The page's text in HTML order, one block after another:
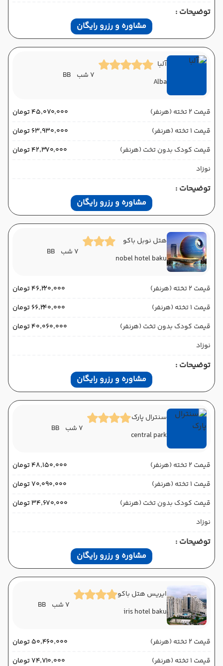
توضیحات :
مشاوره و رزرو رایگان
آلبا
Alba
7 شب BB
قیمت 2 تخته (هرنفر)
۴۵٬۰۷۰٬۰۰۰ تومان
قیمت 1 تخته (هرنفر)
۶۳٬۹۳۰٬۰۰۰ تومان
قیمت کودک بدون تخت (هرنفر)
۴۲٬۳۷۰٬۰۰۰ تومان
نوزاد
توضیحات :
مشاوره و رزرو رایگان
هتل نوبل باکو
nobel hotel baku
7 شب BB
قیمت 2 تخته (هرنفر)
۴۶٬۲۲۰٬۰۰۰ تومان
قیمت 1 تخته (هرنفر)
۶۶٬۲۴۰٬۰۰۰ تومان
قیمت کودک بدون تخت (هرنفر)
۴۰٬۰۶۰٬۰۰۰ تومان
نوزاد
توضیحات :
مشاوره و رزرو رایگان
سنترال پارک
central park
7 شب BB
قیمت 2 تخته (هرنفر)
۴۸٬۱۵۰٬۰۰۰ تومان
قیمت 1 تخته (هرنفر)
۷۰٬۰۹۰٬۰۰۰ تومان
قیمت کودک بدون تخت (هرنفر)
۳۴٬۶۷۰٬۰۰۰ تومان
نوزاد
توضیحات :
مشاوره و رزرو رایگان
ایریس هتل باکو
iris hotel baku
7 شب BB
قیمت 2 تخته (هرنفر)
۵۰٬۴۶۰٬۰۰۰ تومان
قیمت 1 تخته (هرنفر)
۷۴٬۷۱۰٬۰۰۰ تومان